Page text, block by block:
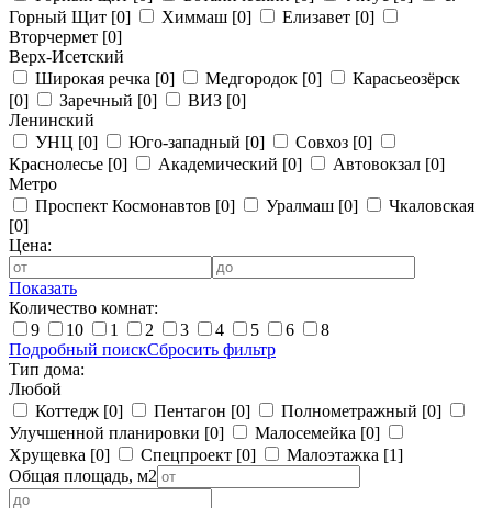
Горный Щит [0] Химмаш [0] Елизавет [0]
Вторчермет [0]
Верх-Исетский
Широкая речка [0] Медгородок [0]
Карасьеозёрск
[0]
Заречный [0] ВИЗ [0]
Ленинский
УНЦ [0] Юго-западный [0] Совхоз [0]
Краснолесье [0] Академический [0] Автовокзал [0]
Метро
Проспект Космонавтов [0] Уралмаш [0]
Чкаловская
[0]
Цена:
Показать
Количество комнат:
9
10 1 2 3 4 5 6
8
Подробный поискСбросить фильтр
Тип дома:
Любой
Коттедж [0] Пентагон [0] Полнометражный [0]
Улучшенной планировки [0] Малосемейка [0]
Хрущевка [0] Спецпроект [0] Малоэтажка [1]
Общая площадь, м2